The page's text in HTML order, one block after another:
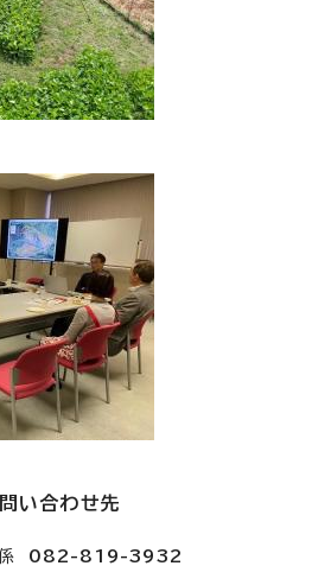
い合わせ先
082-819-3932